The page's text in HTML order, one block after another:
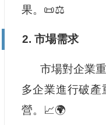
果。📜⚖️
2. 市場需求
市場對企業
多企業進行破產
營。📈🌍